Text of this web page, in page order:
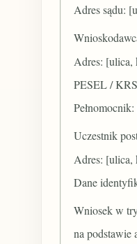
Adres sądu:
Adres: [ulica,
PESEL /
Uczestnik
Adres: [ulica,
Dane
Wniosek w
na podstawie